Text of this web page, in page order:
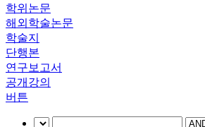
학위논문
해외학술논문
학술지
단행본
연구보고서
공개강의
버튼